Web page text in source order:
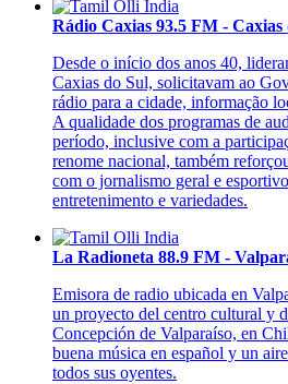
Rádio Caxias 93.5 FM - Caxias
Desde o início dos anos 40,
Caxias do Sul, solicitavam ao
rádio para a cidade, informação
A qualidade dos programas de
período, inclusive com a
renome nacional, também
com o jornalismo geral e
entretenimento e variedades.
La Radioneta 88.9 FM -
Emisora de radio ubicada en
un proyecto del centro cultural y
Concepción de Valparaíso, en
buena música en español y un
todos sus oyentes.